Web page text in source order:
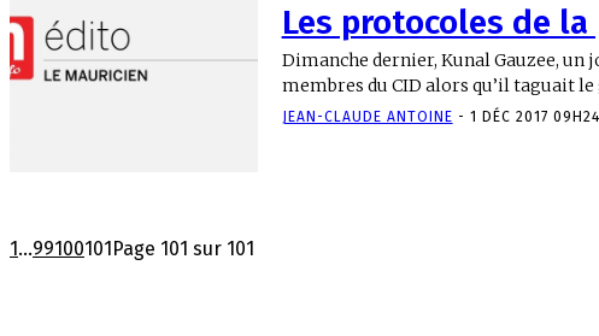
Les protocoles de
Dimanche dernier, Kunal Gauzee,
membres du CID alors qu’il taguait
JEAN-CLAUDE ANTOINE - 1 DÉC 2017 09H24
1 ...99100101 Page 101 sur 101